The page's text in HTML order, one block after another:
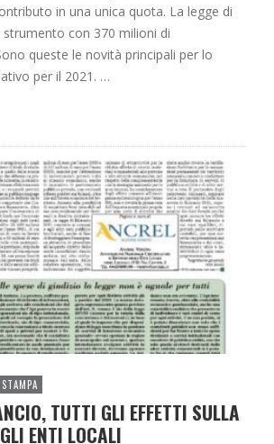
in una unica quota. La legge di
con 370 milioni di
queste le novità principali per lo
per il 2021. …
TUTTI GLI EFFETTI SULLA
ENTI LOCALI